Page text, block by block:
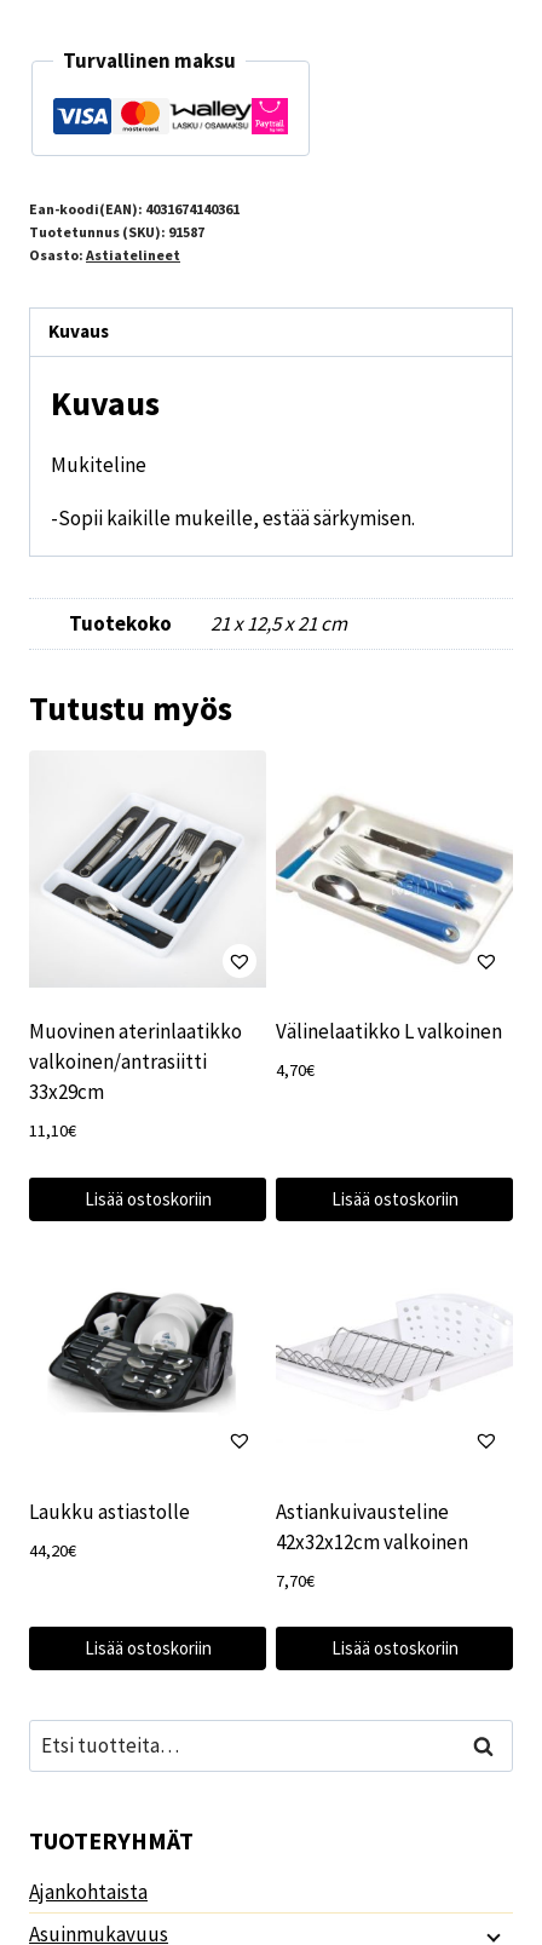
Turvallinen maksu
Ean-koodi(EAN): 4031674140361
Tuotetunnus (SKU): 91587
Osasto: Astiatelineet
Kuvaus
Kuvaus
Mukiteline
-Sopii kaikille mukeille, estää särkymisen.
Tuotekoko 21 x 12,5 x 21 cm
Tutustu myös
Muovinen aterinlaatikko
valkoinen/antrasiitti
33x29cm
11,10€
Lisää ostoskoriin
Välinelaatikko L valkoinen
4,70€
Lisää ostoskoriin
Laukku astiastolle
44,20€
Lisää ostoskoriin
Astiankuivausteline
42x32x12cm valkoinen
7,70€
Lisää ostoskoriin
Etsi: Haku
TUOTERYHMÄT
Ajankohtaista
Asuinmukavuus